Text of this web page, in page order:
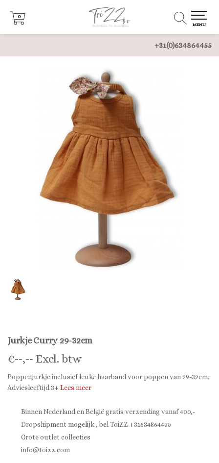
+31(0)634864455
0
0
MENU
Jurkje Curry 29-32cm
€--,-- Excl. btw
Poppenjurkje inclusief leuke haarband voor poppen van 29-32cm.
Adviesleeftijd 3+ Lees meer
Binnen Nederland en België gratis verzending vanaf 400,-
Dropshipment mogelijk , bel ToiZZ +31634864455
Grote outlet collecties
info@toizz.com